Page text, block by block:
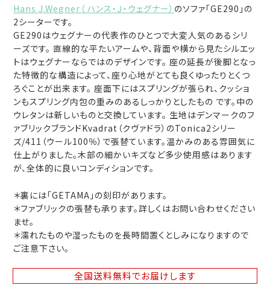
Hans J.Wegner（ ハンス・Ｊ・ウェグナー） のソファ「GE290」の
2シーターです。
GE290はウェグナーの代表作のひとつで大変人気のあるシリ
ーズです。 直線的な平たいアームや、背面や横から見たシルエッ
トはウェグナーならではのデザインです。 座の延長が後脚となっ
た特徴的な構造によって、座り心地がとても良くゆったりとくつ
ろぐことが出来ます。 座面下にはスプリングが張られ、クッショ
ンもスプリング内包の重みのあるしっかりとしたもの です。中の
ウレタンは新しいものと交換しています。 生地はデンマークのフ
ァブリックブランドKvadrat（クヴァドラ）のTonica2シリー
ズ/411（ウール100％）で張替ています。温かみのある雰囲気に
仕上がりました。木部の細かいキズなど多少使用感はあります
が、全体的に良いコンディションです。
＊裏には「GETAMA」の刻印があります。
＊ファブリックの張替も承ります。詳しくはお問い合わせください
ませ。
＊濡れたものや湿ったものを長時間置くとしみになりますので
ご注意下さい。
全国送料無料でお届けします